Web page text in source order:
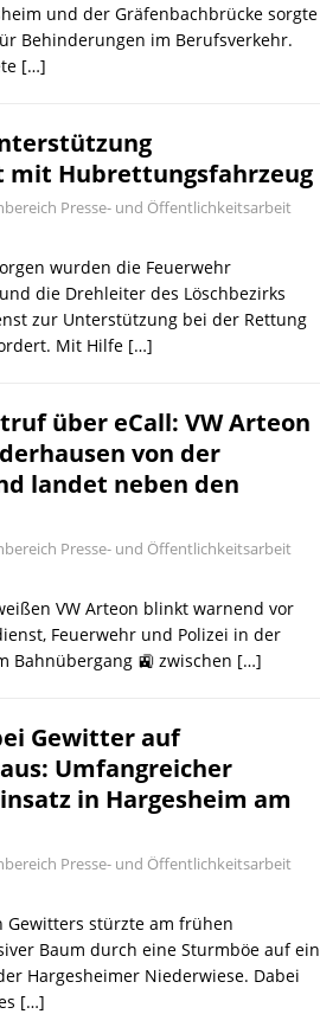
und der Gräfenbachbrücke sorgte
Behinderungen im Berufsverkehr.
[…]
mit Hubrettungsfahrzeug
Presse- und Öffentlichkeitsarbeit
wurden die Feuerwehr
die Drehleiter des Löschbezirks
zur Unterstützung bei der Rettung
Mit Hilfe […]
über eCall: VW Arteon
von der
landet neben den
Presse- und Öffentlichkeitsarbeit
VW Arteon blinkt warnend vor
Feuerwehr und Polizei in der
Bahnübergang 🚉 zwischen […]
Gewitter auf
Umfangreicher
in Hargesheim am
Presse- und Öffentlichkeitsarbeit
Gewitters stürzte am frühen
Baum durch eine Sturmböe auf ein
Hargesheimer Niederwiese. Dabei
[…]